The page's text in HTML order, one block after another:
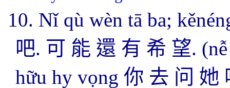
10. Nǐ qù wèn tā ba;
吧. 可 能 還 有 希 望.
hữu hy vọng 你 去 问 她